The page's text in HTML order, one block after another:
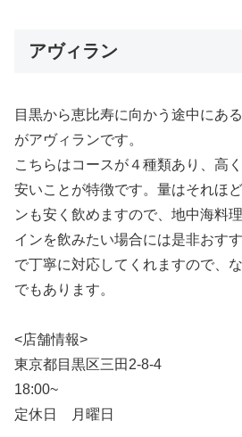
アヴィラン
目黒から恵比寿に向かう途中にあ
がアヴィランです。
こちらはコースが４種類あり、高
安いことが特徴です。量はそれほ
ンも安く飲めますので、地中海料
インを飲みたい場合には是非おす
で丁寧に対応してくれますので、
でもあります。
<店舗情報>
東京都目黒区三田2-8-4
18:00~
定休日 月曜日